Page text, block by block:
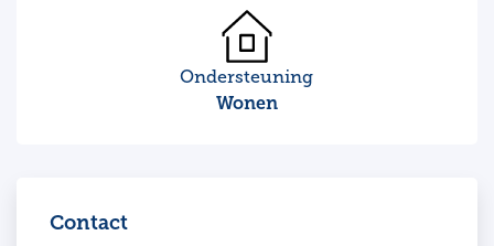
Ondersteuning
Wonen
Contact